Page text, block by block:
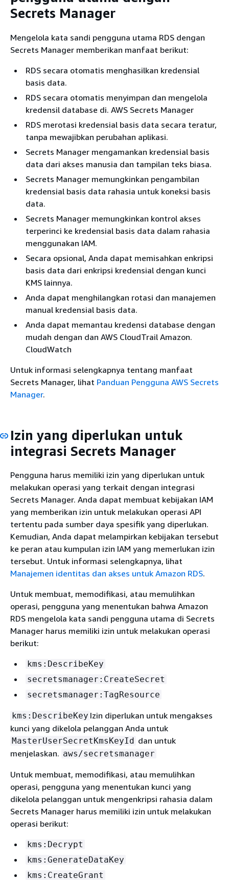
Secrets Manager
Mengelola kata sandi pengguna utama RDS dengan
Secrets Manager memberikan manfaat berikut:
RDS secara otomatis menghasilkan kredensial
basis data.
RDS secara otomatis menyimpan dan mengelola
kredensil database di. AWS Secrets Manager
RDS merotasi kredensial basis data secara teratur,
tanpa mewajibkan perubahan aplikasi.
Secrets Manager mengamankan kredensial basis
data dari akses manusia dan tampilan teks biasa.
Secrets Manager memungkinkan pengambilan
kredensial basis data rahasia untuk koneksi basis
data.
Secrets Manager memungkinkan kontrol akses
terperinci ke kredensial basis data dalam rahasia
menggunakan IAM.
Secara opsional, Anda dapat memisahkan enkripsi
basis data dari enkripsi kredensial dengan kunci
KMS lainnya.
Anda dapat menghilangkan rotasi dan manajemen
manual kredensial basis data.
Anda dapat memantau kredensi database dengan
mudah dengan dan AWS CloudTrail Amazon.
CloudWatch
Untuk informasi selengkapnya tentang manfaat
Secrets Manager, lihat Panduan Pengguna AWS Secrets
Manager.
Izin yang diperlukan untuk
integrasi Secrets Manager
Pengguna harus memiliki izin yang diperlukan untuk
melakukan operasi yang terkait dengan integrasi
Secrets Manager. Anda dapat membuat kebijakan IAM
yang memberikan izin untuk melakukan operasi API
tertentu pada sumber daya spesifik yang diperlukan.
Kemudian, Anda dapat melampirkan kebijakan tersebut
ke peran atau kumpulan izin IAM yang memerlukan izin
tersebut. Untuk informasi selengkapnya, lihat
Manajemen identitas dan akses untuk Amazon RDS.
Untuk membuat, memodifikasi, atau memulihkan
operasi, pengguna yang menentukan bahwa Amazon
RDS mengelola kata sandi pengguna utama di Secrets
Manager harus memiliki izin untuk melakukan operasi
berikut:
kms:DescribeKey
secretsmanager:CreateSecret
secretsmanager:TagResource
kms:DescribeKey Izin diperlukan untuk mengakses
kunci yang dikelola pelanggan Anda untuk
MasterUserSecretKmsKeyId dan untuk
menjelaskan. aws/secretsmanager
Untuk membuat, memodifikasi, atau memulihkan
operasi, pengguna yang menentukan kunci yang
dikelola pelanggan untuk mengenkripsi rahasia dalam
Secrets Manager harus memiliki izin untuk melakukan
operasi berikut:
kms:Decrypt
kms:GenerateDataKey
kms:CreateGrant